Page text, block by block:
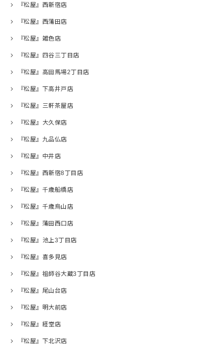
『松屋』西新宿店
『松屋』西蒲田店
『松屋』雑色店
『松屋』四谷三丁目店
『松屋』高田馬場2丁目店
『松屋』下高井戸店
『松屋』三軒茶屋店
『松屋』大久保店
『松屋』九品仏店
『松屋』中井店
『松屋』西新宿8丁目店
『松屋』千歳船橋店
『松屋』千歳烏山店
『松屋』蒲田西口店
『松屋』池上3丁目店
『松屋』喜多見店
『松屋』祖師谷大蔵3丁目店
『松屋』尾山台店
『松屋』明大前店
『松屋』経堂店
『松屋』下北沢店